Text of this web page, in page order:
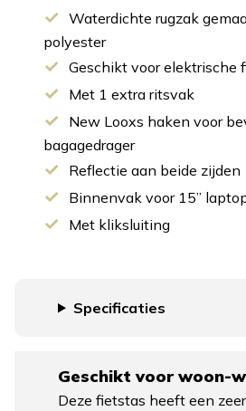
Waterdichte rugzak
polyester
Geschikt voor elektrische
Met 1 extra ritsvak
New Looxs haken voor
bagagedrager
Reflectie aan beide zijden
Binnenvak voor 15”
Met kliksluiting
Specificaties
Geschikt voor woon-
Deze fietstas heeft een